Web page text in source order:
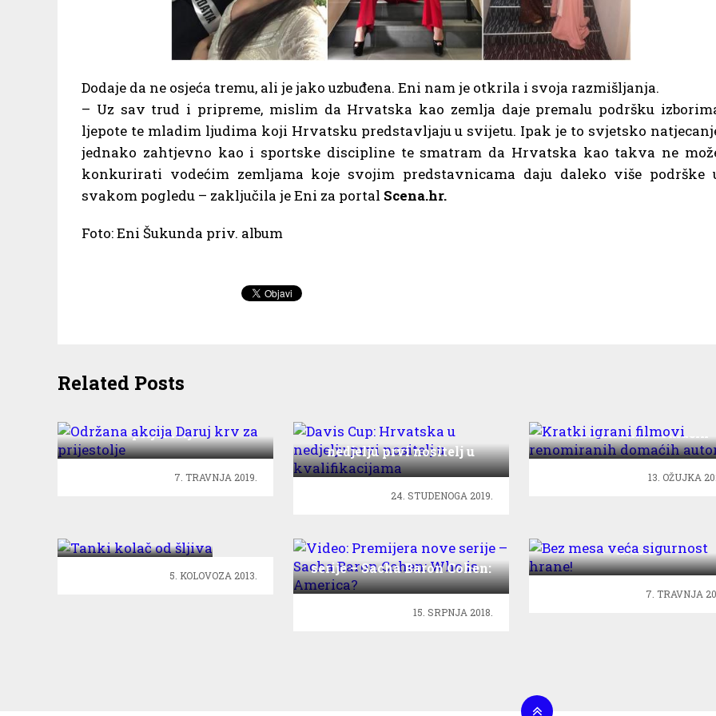
Dodaje da ne osjeća tremu, ali je jako uzbuđena. Eni nam je otkrila i svoja razmišljanja.
– Uz sav trud i pripreme, mislim da Hrvatska kao zemlja daje premalu podršku
ljepote te mladim ljudima koji Hrvatsku predstavljaju u svijetu. Ipak je to svjetsko
jednako zahtjevno kao i sportske discipline te smatram da Hrvatska kao takva ne
konkurirati vodećim zemljama koje svojim predstavnicama daju daleko više podrške
svakom pogledu – zaključila je Eni za portal Scena.hr.
Foto: Eni Šukunda priv. album
Related Posts
prijestolje
7. TRAVNJA 2019.
Davis Cup: Hrvatska u
nedjelju prvi nositelj u
kvalifikacijama
24. STUDENOGA 2019.
renomiranih domaćih
autora
13. OŽUJKA
5. KOLOVOZA 2013.
Video: Premijera nove
serije – Sacha Baron Cohen:
Who is America?
15. SRPNJA 2018.
hrane!
7. TRAVNJA